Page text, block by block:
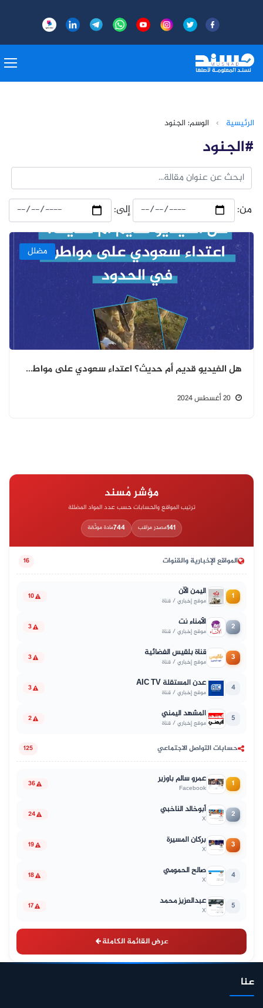
الرئيسية › الوسم: الجنود
#الجنود
من: إلى:
مضلل
هل الفيديو قديم أم حديث؟ اعتداء سعودي على مواطن في الحدود
مؤشر مُسند
ترتيب المواقع والحسابات حسب عدد المواد المضللة
141مصدر مراقب 744مادة موثّقة
المواقع الإخبارية والقنوات 16
1 اليمن الآن
موقع إخباري / قناة 10
2 الأمناء نت
موقع إخباري / قناة 3
3 قناة بلقيس الفضائية
موقع إخباري / قناة 3
4 عدن المستقلة AIC TV
موقع إخباري / قناة 3
5 المشهد اليمني
موقع إخباري / قناة 2
حسابات التواصل الاجتماعي 125
1 عمرو سالم باوزير
Facebook
36
2 أبوخالد الناخبي
X
24
3 بركان المسيرة
X
19
4 صالح الحمومي
X
18
5 عبدالعزيز محمد
X
17
عرض القائمة الكاملة
عنا